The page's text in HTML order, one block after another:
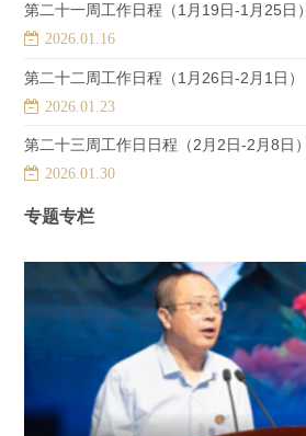
第二十一周工作日程（1月19日-1月25日）
2026.01.16
第二十二周工作日程（1月26日-2月1日）
2026.01.23
第二十三周工作日日程（2月2日-2月8日）
2026.01.30
专题专栏